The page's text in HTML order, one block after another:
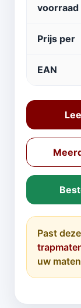
voorraad
Prijs per
EAN
Past
uw